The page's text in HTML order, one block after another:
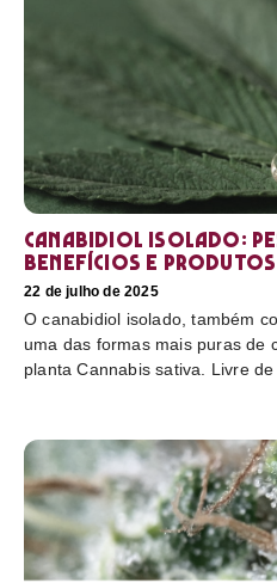
Canabidiol Isolado:
benefícios e
22 de julho de 2025
O canabidiol isolado, também
uma das formas mais puras de
planta Cannabis sativa. Livre